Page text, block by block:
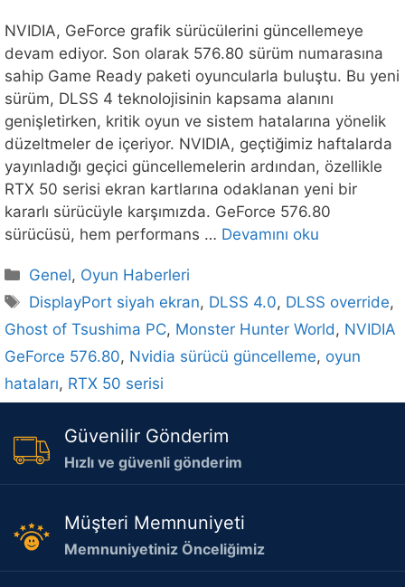
NVIDIA, GeForce grafik sürücülerini güncellemeye
devam ediyor. Son olarak 576.80 sürüm numarasına
sahip Game Ready paketi oyuncularla buluştu. Bu yeni
sürüm, DLSS 4 teknolojisinin kapsama alanını
genişletirken, kritik oyun ve sistem hatalarına yönelik
düzeltmeler de içeriyor. NVIDIA, geçtiğimiz haftalarda
yayınladığı geçici güncellemelerin ardından, özellikle
RTX 50 serisi ekran kartlarına odaklanan yeni bir
kararlı sürücüyle karşımızda. GeForce 576.80
sürücüsü, hem performans … Devamını oku
Kategoriler
Genel, Oyun Haberleri
Etiketler
DisplayPort siyah ekran, DLSS 4.0, DLSS override,
Ghost of Tsushima PC, Monster Hunter World, NVIDIA
GeForce 576.80, Nvidia sürücü güncelleme, oyun
hataları, RTX 50 serisi
Güvenilir Gönderim
Hızlı ve güvenli gönderim
Müşteri Memnuniyeti
Memnuniyetiniz Önceliğimiz